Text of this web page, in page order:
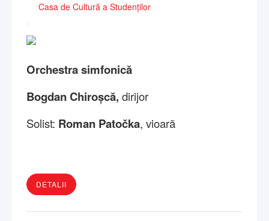
Casa de Cultură a Studenților
Orchestra simfonică
Bogdan Chiroșcă, dirijor
Solist: Roman Patočka, vioară
DETALII